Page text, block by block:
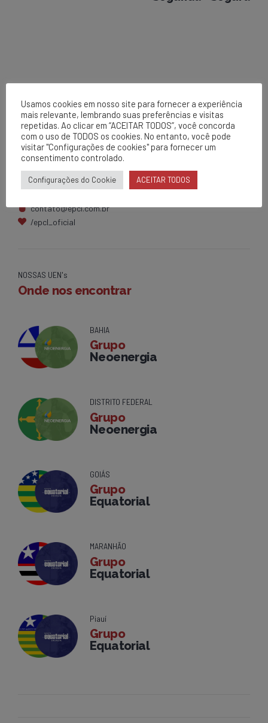
EPCL
Matriz
Av. Centenário, 1420
Brumado - BA
contato@epcl.com.br
/epcl_oficial
NOSSAS UEN's
Onde nos encontrar
BAHIA
Grupo
Neoenergia
DISTRITO FEDERAL
Grupo
Neoenergia
GOIÁS
Grupo
Equatorial
MARANHÃO
Grupo
Equatorial
Piauí
Grupo
Equatorial
Usamos cookies em nosso site para fornecer a experiência
mais relevante, lembrando suas preferências e visitas
repetidas. Ao clicar em “ACEITAR TODOS”, você concorda
com o uso de TODOS os cookies. No entanto, você pode
visitar "Configurações de cookies" para fornecer um
consentimento controlado.
Configurações do Cookie ACEITAR TODOS